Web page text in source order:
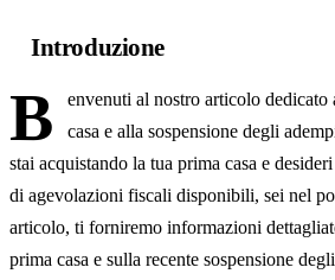
Introduzione
B
envenuti al nostro articolo
casa e alla sospensione degli
stai acquistando la tua prima casa e
di agevolazioni fiscali disponibili, sei nel
articolo, ti forniremo informazioni
prima casa e sulla recente sospensione